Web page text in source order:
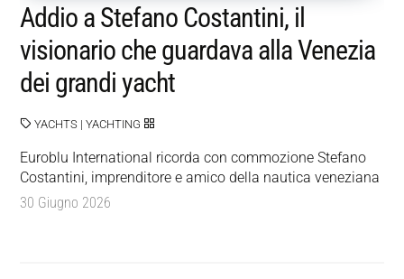
Addio a Stefano Costantini, il
visionario che guardava alla Venezia
dei grandi yacht
YACHTS |YACHTING
Euroblu International ricorda con commozione Stefano
Costantini, imprenditore e amico della nautica veneziana
30 Giugno 2026